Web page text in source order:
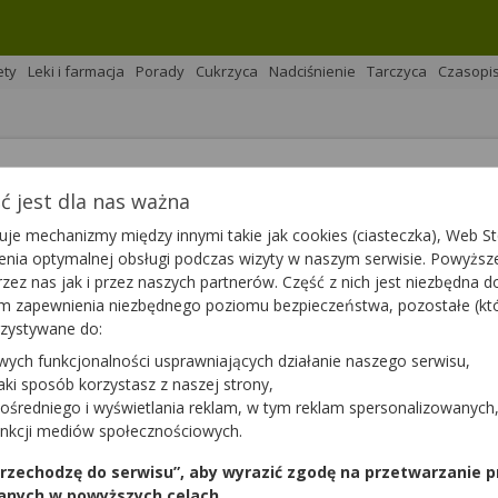
Leki i farmacja Porady Cukrzyca Nadciśnienie Tarczyca
całego organizmu. Jedną z najczęstszych przypadłości
Czy każdy guzek tarczycy powinien wzbudzać niepokój?
Podziel się
jest dla nas ważna
mechanizmy między innymi takie jak cookies (ciasteczka), Web
optymalnej obsługi podczas wizyty w naszym serwisie.
nas jak i przez naszych partnerów. Część z nich jest niezbędna
zapewnienia niezbędnego poziomu bezpieczeństwa, pozostałe
do:
funkcjonalności usprawniających działanie naszego serwisu,
sposób korzystasz z naszej strony,
i wyświetlania reklam, w tym reklam spersonalizowanych,
mediów społecznościowych.
do serwisu”, aby wyrazić zgodę na przetwarzanie